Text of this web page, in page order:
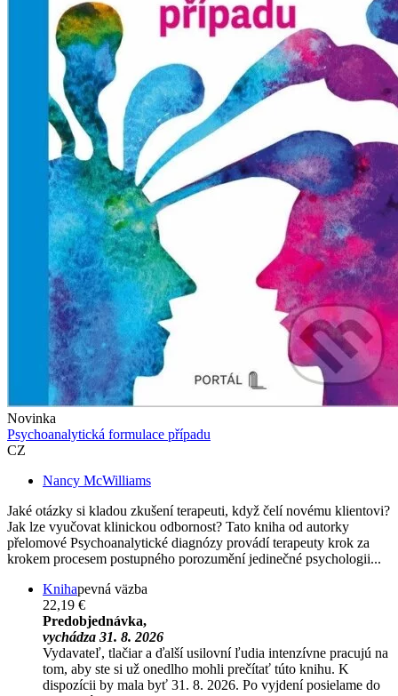
Novinka
Psychoanalytická formulace případu
CZ
Nancy McWilliams
Jaké otázky si kladou zkušení terapeuti, když čelí novému klientovi?
Jak lze vyučovat klinickou odbornost? Tato kniha od autorky
přelomové Psychoanalytické diagnózy provádí terapeuty krok za
krokem procesem postupného porozumění jedinečné psychologii...
Knihapevná väzba
22,19 €
Predobjednávka,
vychádza 31. 8. 2026
Vydavateľ, tlačiar a ďalší usilovní ľudia intenzívne pracujú na
tom, aby ste si už onedlho mohli prečítať túto knihu. K
dispozícii by mala byť 31. 8. 2026. Po vyjdení posielame do